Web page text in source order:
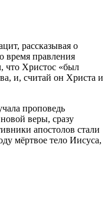
рассказывая о
время правления
что Христос «был
и, считай он Христа и
проповедь
веры, сразу
апостолов стали
мёртвое тело Иисуса,